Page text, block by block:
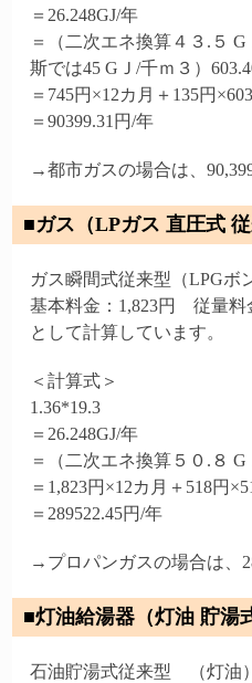
＝26.248GJ/年
＝（二次エネ換算４３.５
斯では45 GＪ/千ｍ３）
＝745円×12カ月＋135円
＝90399.31円/年
→都市ガスの場合は、
■ガス（LPガス 直圧式
ガス瞬間式従来型（LPGボ
基本料金：1,823円 従量料
として計算しています。
＜計算式＞
1.36*19.3
＝26.248GJ/年
＝（二次エネ換算５０.８ G
＝1,823円×12カ月＋518円
＝289522.45円/年
→プロパンガスの場合は、
■灯油給湯器（灯油 貯湯
石油貯湯式従来型 （灯油）